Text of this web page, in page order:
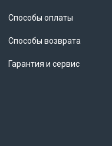
Способы оплаты
Способы возврата
Гарантия и сервис